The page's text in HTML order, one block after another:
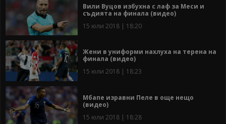
Вили Вуцов избухна с лаф за Меси и
съдията на финала (видео)
15 юли 2018 | 18:20
Жени в униформи нахлуха на терена на
финала (видео)
15 юли 2018 | 18:23
Мбапе изравни Пеле в още нещо
(видео)
15 юли 2018 | 18:28